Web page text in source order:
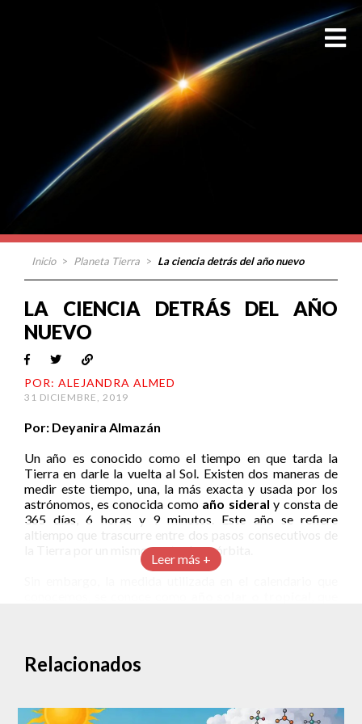
Inicio > Planeta Tierra > La ciencia detrás del año nuevo
Leer más +
LA CIENCIA DETRÁS DEL AÑO
NUEVO
POR: ALEJANDRA ALMED
31 DICIEMBRE, 2019
Por: Deyanira Almazán
Un año es conocido como el tiempo en que tarda la
Tierra en darle la vuelta al Sol. Existen dos maneras de
medir este tiempo, una, la más exacta y usada por los
astrónomos, es conocida como año sideral y consta de
365 días, 6 horas y 9 minutos. Este año se refiere
altiempo que trascurre entre dos pasos consecutivos de
la Tierra por un mismo punto de su órbita.
Relacionados